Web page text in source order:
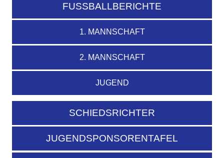
FUSSBALLBERICHTE
1. MANNSCHAFT
2. MANNSCHAFT
JUGEND
SCHIEDSRICHTER
JUGENDSPONSORENTAFEL